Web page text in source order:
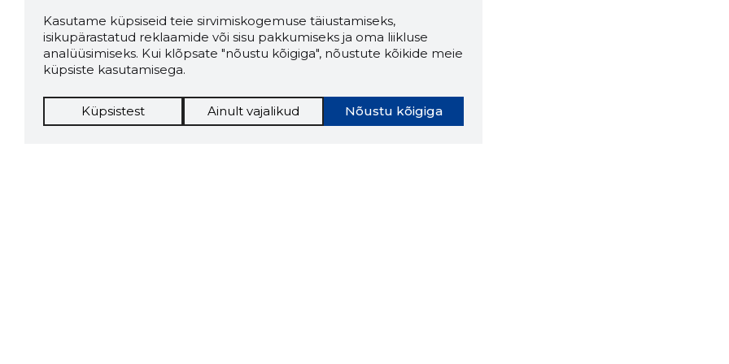
Kasutame küpsiseid teie sirvimiskogemuse täiustamiseks,
isikupärastatud reklaamide või sisu pakkumiseks ja oma liikluse
analüüsimiseks. Kui klõpsate "nõustu kõigiga", nõustute kõikide meie
küpsiste kasutamisega.
Nõustu kõigiga
Küpsistest Ainult vajalikud